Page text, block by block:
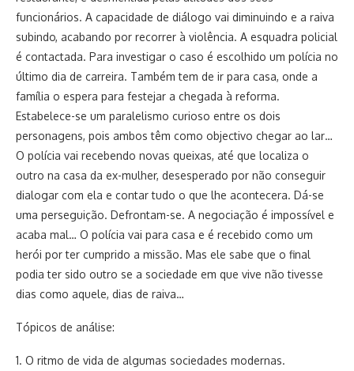
funcionários. A capacidade de diálogo vai diminuindo e a raiva
subindo, acabando por recorrer à violência. A esquadra policial
é contactada. Para investigar o caso é escolhido um polícia no
último dia de carreira. Também tem de ir para casa, onde a
família o espera para festejar a chegada à reforma.
Estabelece-se um paralelismo curioso entre os dois
personagens, pois ambos têm como objectivo chegar ao lar…
O polícia vai recebendo novas queixas, até que localiza o
outro na casa da ex-mulher, desesperado por não conseguir
dialogar com ela e contar tudo o que lhe acontecera. Dá-se
uma perseguição. Defrontam-se. A negociação é impossível e
acaba mal… O polícia vai para casa e é recebido como um
herói por ter cumprido a missão. Mas ele sabe que o final
podia ter sido outro se a sociedade em que vive não tivesse
dias como aquele, dias de raiva…
Tópicos de análise:
1. O ritmo de vida de algumas sociedades modernas.